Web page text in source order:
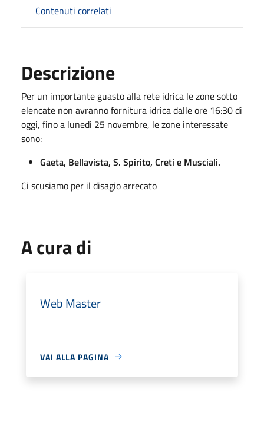
Contenuti correlati
Descrizione
Per un importante guasto alla rete idrica le zone sotto
elencate non avranno fornitura idrica dalle ore 16:30 di
oggi, fino a lunedi 25 novembre, le zone interessate
sono:
Gaeta, Bellavista, S. Spirito, Creti e Musciali.
Ci scusiamo per il disagio arrecato
A cura di
Web Master
VAI ALLA PAGINA